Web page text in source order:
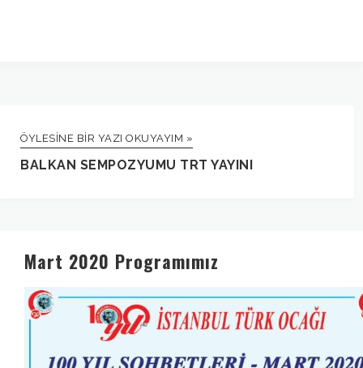
ÖYLESINE BIR YAZI OKUYAYIM »
BALKAN SEMPOZYUMU TRT YAYINI
Mart 2020 Programımız